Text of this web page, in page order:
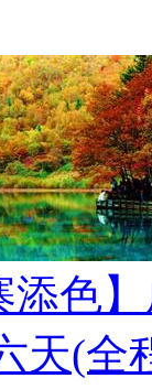
添色
天(全